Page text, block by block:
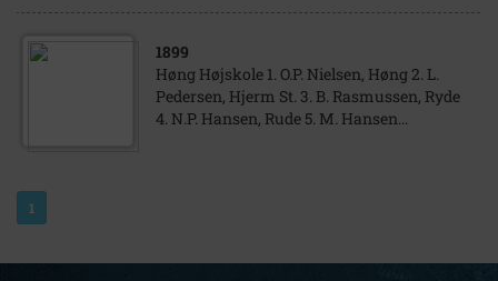
1899
Høng Højskole 1. O.P. Nielsen, Høng 2. L.
Pedersen, Hjerm St. 3. B. Rasmussen, Ryde
4. N.P. Hansen, Rude 5. M. Hansen...
1